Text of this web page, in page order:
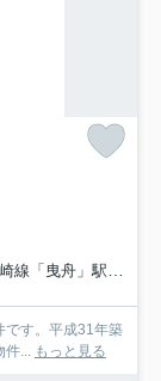
曳舟」駅 徒歩13分
です。平成31年築
件... もっと見る